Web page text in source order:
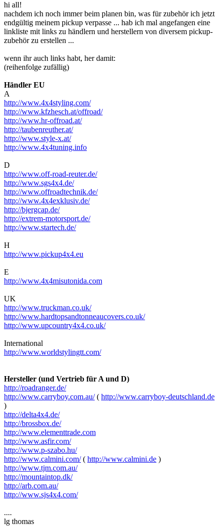
hi all!
nachdem ich noch immer beim planen bin, was für zubehör ich jetzt
endgültig meinem pickup verpasse ... hab ich mal angefangen eine
linkliste mit links zu händlern und herstellern von diversem pickup-
zubehör zu erstellen ...
wenn ihr auch links habt, her damit:
(reihenfolge zufällig)
Händler EU
A
http://www.4x4styling.com/
http://www.kfzhesch.at/offroad/
http://www.hr-offroad.at/
http://taubenreuther.at/
http://www.style-x.at/
http://www.4x4tuning.info
D
http://www.off-road-reuter.de/
http://www.sgs4x4.de/
http://www.offroadtechnik.de/
http://www.4x4exklusiv.de/
http://bjergcap.de/
http://extrem-motorsport.de/
http://www.startech.de/
H
http://www.pickup4x4.eu
E
http://www.4x4misutonida.com
UK
http://www.truckman.co.uk/
http://www.hardtopsandtonneaucovers.co.uk/
http://www.upcountry4x4.co.uk/
International
http://www.worldstylingtt.com/
Hersteller (und Vertrieb für A und D)
http://roadranger.de/
http://www.carryboy.com.au/( http://www.carryboy-deutschland.de
)
http://delta4x4.de/
http://brossbox.de/
http://www.elementtrade.com
http://www.asfir.com/
http://www.p-szabo.hu/
http://www.calmini.com/( http://www.calmini.de )
http://www.tjm.com.au/
http://mountaintop.dk/
http://arb.com.au/
http://www.sjs4x4.com/
....
lg thomas